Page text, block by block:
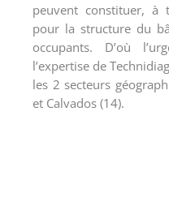
peuvent constituer, à
pour la structure du
occupants. D’où
l’expertise de
les 2 secteurs
et Calvados (14).